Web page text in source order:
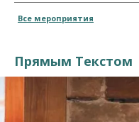
Все мероприятия
Прямым Текстом